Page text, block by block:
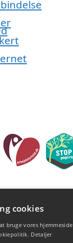
cookies
bruge vores
Detaljer